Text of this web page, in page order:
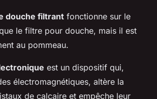
douche filtrant fonctionne sur le
le filtre pour douche, mais il est
au pommeau.
est un dispositif qui,
électromagnétiques, altère la
de calcaire et empêche leur